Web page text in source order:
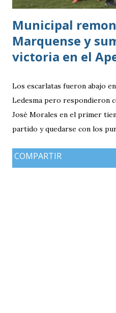
Municipal
Marquense y
victoria en el
Los escarlatas fueron abajo
Ledesma pero respondieron
José Morales en el primer
partido y quedarse con los
COMPARTIR